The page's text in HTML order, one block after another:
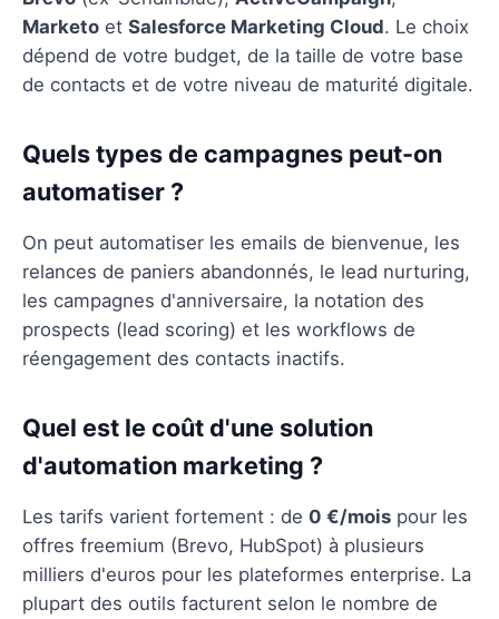
Marketo et Salesforce Marketing Cloud. Le choix
dépend de votre budget, de la taille de votre base
de contacts et de votre niveau de maturité digitale.
Quels types de campagnes peut-on
automatiser ?
On peut automatiser les emails de bienvenue, les
relances de paniers abandonnés, le lead nurturing,
les campagnes d'anniversaire, la notation des
prospects (lead scoring) et les workflows de
réengagement des contacts inactifs.
Quel est le coût d'une solution
d'automation marketing ?
Les tarifs varient fortement : de 0 €/mois pour les
offres freemium (Brevo, HubSpot) à plusieurs
milliers d'euros pour les plateformes enterprise. La
plupart des outils facturent selon le nombre de